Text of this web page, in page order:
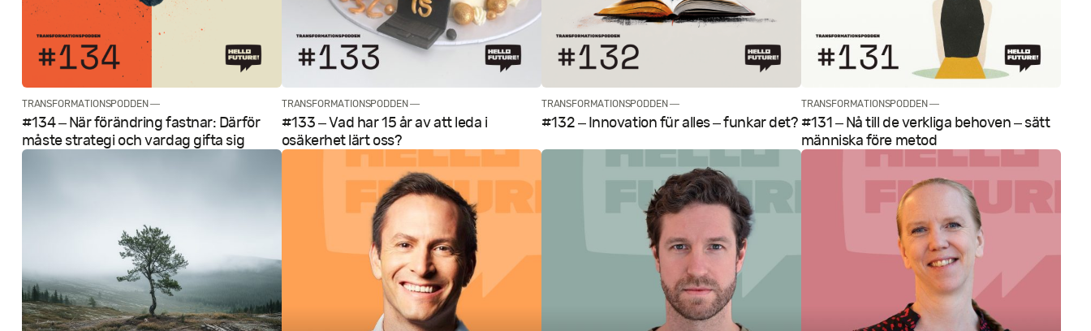
TRANSFORMATIONSPODDEN —
#134 – När förändring fastnar: Därför
måste strategi och vardag gifta sig
TRANSFORMATIONSPODDEN —
#133 – Vad har 15 år av att leda i
osäkerhet lärt oss?
TRANSFORMATIONSPODDEN —
#132 – Innovation für alles – funkar det?
TRANSFORMATIONSPODDEN —
#131 – Nå till de verkliga behoven – sätt
människa före metod